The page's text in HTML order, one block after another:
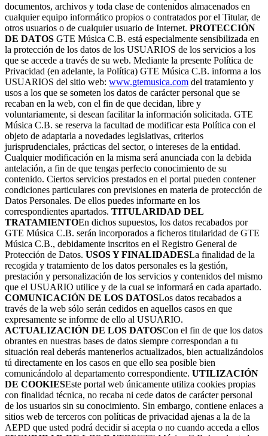
documentos, archivos y toda clase de contenidos almacenados en
cualquier equipo informático propios o contratados por el Titular, de
otros usuarios o de cualquier usuario de Internet. PROTECCIÓN
DE DATOS GTE Música C.B. está especialmente sensibilizada en
la protección de los datos de los USUARIOS de los servicios a los
que se accede a través de su web. Mediante la presente Política de
Privacidad (en adelante, la Política) GTE Música C.B. informa a los
USUARIOS del sitio web: www.gtemusica.com del tratamiento y
usos a los que se someten los datos de carácter personal que se
recaban en la web, con el fin de que decidan, libre y
voluntariamente, si desean facilitar la información solicitada. GTE
Música C.B. se reserva la facultad de modificar esta Política con el
objeto de adaptarla a novedades legislativas, criterios
jurisprudenciales, prácticas del sector, o intereses de la entidad.
Cualquier modificación en la misma será anunciada con la debida
antelación, a fin de que tengas perfecto conocimiento de su
contenido. Ciertos servicios prestados en el portal pueden contener
condiciones particulares con previsiones en materia de protección de
Datos Personales. De ellos puedes informarte en los
correspondientes apartados. TITULARIDAD DEL
TRATAMIENTOEn dichos supuestos, los datos recabados por
GTE Música C.B. serán incorporados a ficheros titularidad de GTE
Música C.B., debidamente inscritos en el Registro General de
Protección de Datos. USOS Y FINALIDADESLa finalidad de la
recogida y tratamiento de los datos personales es la gestión,
prestación y personalización de los servicios y contenidos del mismo
que el USUARIO utilice y de la cual se informará en cada apartado.
COMUNICACIÓN DE LOS DATOSLos datos recabados a
través de la web sólo serán cedidos en aquellos casos en que
expresamente se informe de ello al USUARIO.
ACTUALIZACIÓN DE LOS DATOSCon el fin de que los datos
obrantes en nuestras bases de datos siempre correspondan a tu
situación real deberás mantenerlos actualizados, bien actualizándolos
tú directamente en los casos en que ello sea posible bien
comunicándolo al departamento correspondiente. UTILIZACIÓN
DE COOKIESEste portal web únicamente utiliza cookies propias
con finalidad técnica, no recaba ni cede datos de carácter personal
de los usuarios sin su conocimiento. Sin embargo, contiene enlaces a
sitios web de terceros con políticas de privacidad ajenas a la de la
AEPD que usted podrá decidir si acepta o no cuando acceda a ellos